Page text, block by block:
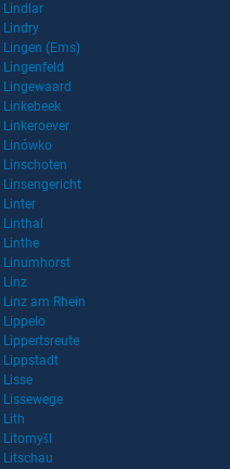
Lindlar
Lindry
Lingen (Ems)
Lingenfeld
Lingewaard
Linkebeek
Linkeroever
Linówko
Linschoten
Linsengericht
Linter
Linthal
Linthe
Linumhorst
Linz
Linz am Rhein
Lippelo
Lippertsreute
Lippstadt
Lisse
Lissewege
Lith
Litomyšl
Litschau